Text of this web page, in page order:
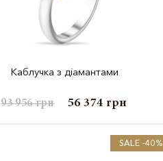
Каблучка з діамантами
93 956грн 56 374 грн
SALE -40%